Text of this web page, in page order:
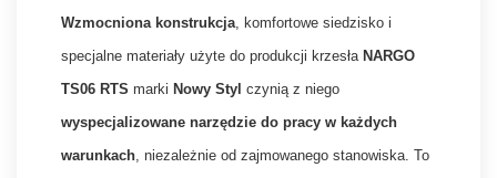
Wzmocniona konstrukcja , komfortowe siedzisko i
specjalne materiały użyte do produkcji krzesła NARGO
TS06 RTS marki Nowy Styl czynią z niego
wyspecjalizowane narzędzie do pracy w każdych
warunkach , niezależnie od zajmowanego stanowiska. To